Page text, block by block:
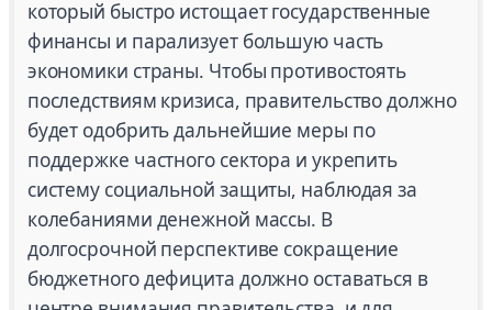
который быстро истощает государственные
финансы и парализует большую часть
экономики страны. Чтобы противостоять
последствиям кризиса, правительство должно
будет одобрить дальнейшие меры по
поддержке частного сектора и укрепить
систему социальной защиты, наблюдая за
колебаниями денежной массы. В
долгосрочной перспективе сокращение
бюджетного дефицита должно оставаться в